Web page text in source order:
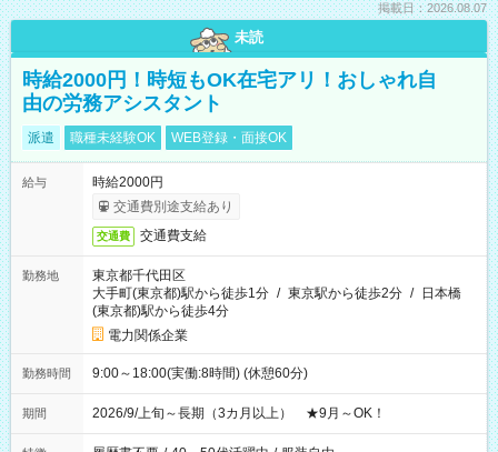
掲載日：2026.08.07
未読
時給2000円！時短もOK在宅アリ！おしゃれ自
由の労務アシスタント
派遣 職種未経験OK WEB登録・面接OK
給与
時給2000円
交通費別途支給あり
交通費 交通費支給
勤務地
東京都千代田区
大手町(東京都)駅から徒歩1分 / 東京駅から徒歩2分 / 日本橋
(東京都)駅から徒歩4分
電力関係企業
勤務時間 9:00～18:00(実働:8時間) (休憩60分)
期間 2026/9/上旬～長期（3カ月以上） ★9月～OK！